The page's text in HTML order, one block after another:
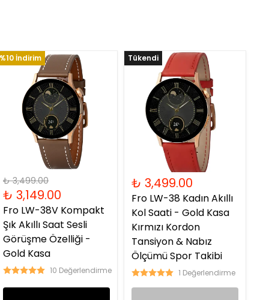
%10 İndirim
₺ 3,499.00
₺ 3,149.00
Fro LW-38V Kompakt
Şık Akıllı Saat Sesli
Görüşme Özelliği -
Gold Kasa
10 Değerlendirme
Tükendi
₺ 3,499.00
Fro LW-38 Kadın Akıllı
Kol Saati - Gold Kasa
Kırmızı Kordon
Tansiyon & Nabız
Ölçümü Spor Takibi
1 Değerlendirme